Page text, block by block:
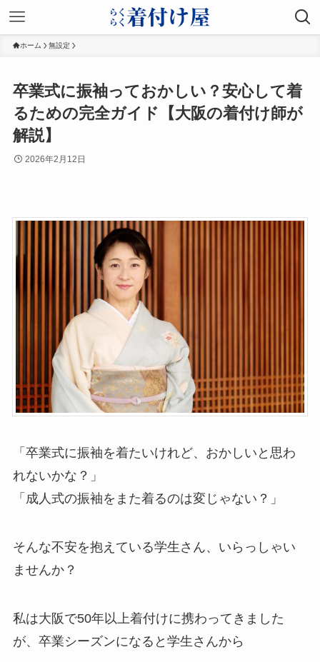
ホーム 無設定
卒業式に振袖っておかしい？安心して着
るための完全ガイド【大阪の着付け師が
解説】
2026年2月12日
「卒業式に振袖を着たいけれど、おかしいと思わ
れないかな？」
「成人式の振袖をまた着るのは変じゃない？」
そんな不安を抱えている学生さん、いらっしゃい
ませんか？
私は大阪で50年以上着付けに携わってきました
が、卒業シーズンになると学生さんから